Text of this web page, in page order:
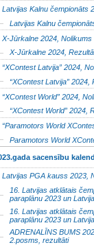
Latvijas Kalnu čempionāts
Latvijas Kalnu
X-Jūrkalne 2024, Nolikums
X-Jūrkalne 2024,
“XContest Latvija” 2024,
“XContest Latvija” 2024,
“XContest World” 2024,
“XContest World” 2024,
“Paramotors World
Paramotors World
sacensību
Latvijas PGA kauss 2023,
16. Latvijas atklātais
paraplānu 2023 un
16. Latvijas atklātais
paraplānu 2023 un
ADRENALĪNS BUMS
2.posms, rezultāti